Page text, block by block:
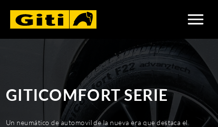
GITICOMFORT SERIE
Un neumático de automovil de la nueva era que destaca el